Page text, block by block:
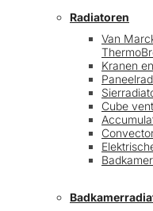
Radiatoren
Van
Kranen
Cube